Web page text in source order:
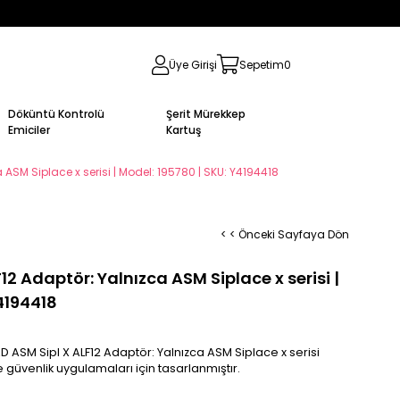
Üye Girişi Sepetim0
Döküntü Kontrolü
Emiciler
Şerit Mürekkep
Kartuş
ASM Siplace x serisi | Model: 195780 | SKU: Y4194418
< < Önceki Sayfaya Dön
Adaptör: Yalnızca ASM Siplace x serisi |
ASM Sipl X ALF12 Adaptör: Yalnızca ASM Siplace x serisi
uygulamaları için tasarlanmıştır.